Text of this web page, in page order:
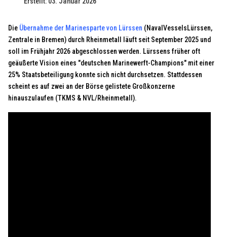
Die Übernahme der Marinesparte von Lürssen (NavalVesselsLürssen,
Zentrale in Bremen) durch Rheinmetall läuft seit September 2025 und
soll im Frühjahr 2026 abgeschlossen werden. Lürssens früher oft
geäußerte Vision eines "deutschen Marinewerft-Champions" mit einer
25% Staatsbeteiligung konnte sich nicht durchsetzen. Stattdessen
scheint es auf zwei an der Börse gelistete Großkonzerne
hinauszulaufen (TKMS & NVL/Rheinmetall).